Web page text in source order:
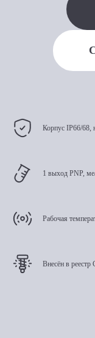
Корпус IP66/68,
1 выход PNP,
Рабочая
Внесён в